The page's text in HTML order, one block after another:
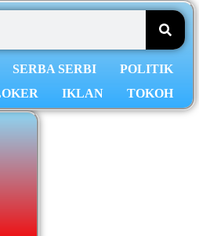
SERBA SERBI
POLITIK
IKLAN TOKOH